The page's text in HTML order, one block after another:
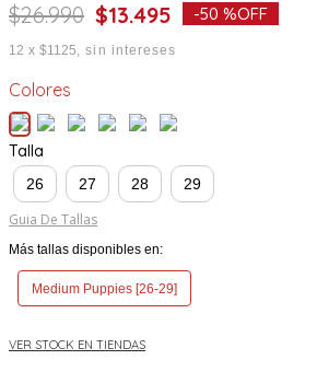
$26.990 $13.495 -50 %OFF
12 x $1125 sin intereses
Colores
Talla
26 27 28 29
Guia De Tallas
Más tallas disponibles en:
Medium Puppies [26-29]
VER STOCK EN TIENDAS